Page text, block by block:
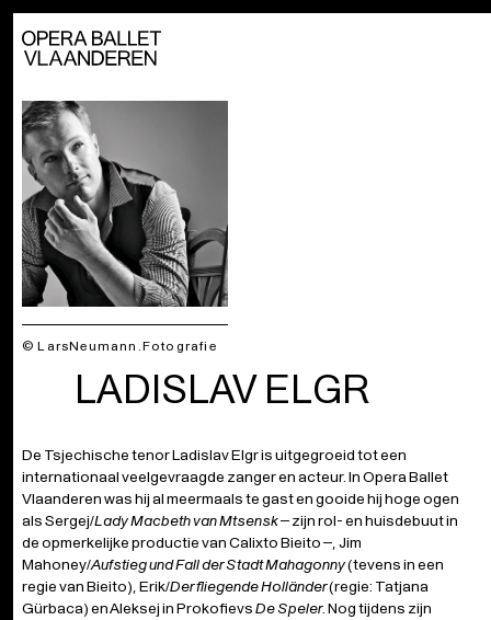
© LarsNeumann.Fotografie
LADISLAV ELGR
De Tsjechische tenor Ladislav Elgr is uitgegroeid tot een
internationaal veelgevraagde zanger en acteur. In Opera Ballet
Vlaanderen was hij al meermaals te gast en gooide hij hoge ogen
als Sergej/Lady Macbeth van Mtsensk– zijn rol- en huisdebuut in
de opmerkelijke productie van Calixto Bieito –, Jim
Mahoney/Aufstieg und Fall der Stadt Mahagonny(tevens in een
regie van Bieito), Erik/Der fliegende Holländer(regie: Tatjana
Gürbaca)en Aleksej in ProkofievsDe Speler. Nog tijdens zijn